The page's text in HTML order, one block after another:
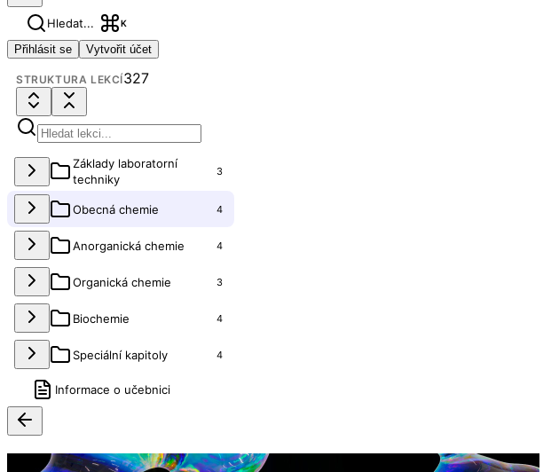
Hledat... K
Přihlásit se Vytvořit účet
STRUKTURA LEKCÍ327
Základy laboratorní
techniky
3
Obecná chemie 4
Anorganická chemie 4
Organická chemie 3
Biochemie 4
Speciální kapitoly 4
Informace o učebnici